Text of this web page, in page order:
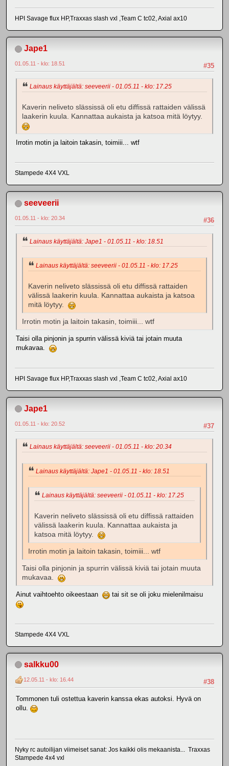
HPI Savage flux HP,Traxxas slash vxl ,Team C tc02, Axial ax10
Jape1
#35
01.05.11 - klo: 18.51
Lainaus käyttäjältä: seeveerii - 01.05.11 - klo: 17.25
Kaverin neliveto slässissä oli etu diffissä rattaiden välissä
laakerin kuula. Kannattaa aukaista ja katsoa mitä löytyy.
Irrotin motin ja laitoin takasin, toimiii... wtf
Stampede 4X4 VXL
seeveerii
#36
01.05.11 - klo: 20.34
Lainaus käyttäjältä: Jape1 - 01.05.11 - klo: 18.51
Lainaus käyttäjältä: seeveerii - 01.05.11 - klo: 17.25
Kaverin neliveto slässissä oli etu diffissä rattaiden
välissä laakerin kuula. Kannattaa aukaista ja katsoa
mitä löytyy.
Irrotin motin ja laitoin takasin, toimiii... wtf
Taisi olla pinjonin ja spurrin välissä kiviä tai jotain muuta
mukavaa.
HPI Savage flux HP,Traxxas slash vxl ,Team C tc02, Axial ax10
Jape1
#37
01.05.11 - klo: 20.52
Lainaus käyttäjältä: seeveerii - 01.05.11 - klo: 20.34
Lainaus käyttäjältä: Jape1 - 01.05.11 - klo: 18.51
Lainaus käyttäjältä: seeveerii - 01.05.11 - klo: 17.25
Kaverin neliveto slässissä oli etu diffissä rattaiden
välissä laakerin kuula. Kannattaa aukaista ja
katsoa mitä löytyy.
Irrotin motin ja laitoin takasin, toimiii... wtf
Taisi olla pinjonin ja spurrin välissä kiviä tai jotain muuta
mukavaa.
Ainut vaihtoehto oikeestaan tai sit se oli joku mielenilmaisu
Stampede 4X4 VXL
salkku00
#38
12.05.11 - klo: 16.44
Tommonen tuli ostettua kaverin kanssa ekas autoksi. Hyvä on
ollu.
Nyky rc autoilijan viimeiset sanat: Jos kaikki olis mekaanista... Traxxas
Stampede 4x4 vxl